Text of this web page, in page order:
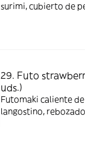
surimi, cubierto de
29. Futo
uds.)
Futomaki caliente
langostino,